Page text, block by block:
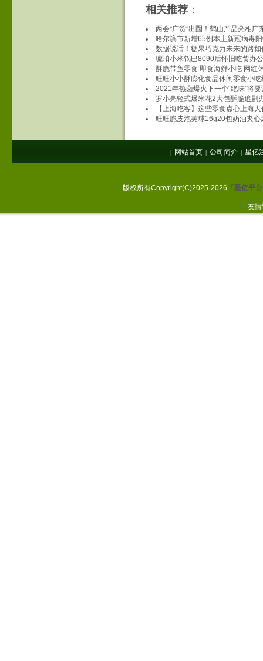
相关推荐 ：
两会“广货”出圈！鹤山产品亮相广
哈尔滨市新增65例本土新冠病毒
数据说话！糖果巧克力未来的路如
琥珀小米锅巴8090后怀旧吃货办
酥脆带鱼零食 即食海鲜小吃 网红
旺旺小小酥膨化食品休闲零食小
2021年热卤爆火下一个“绝味”将
罗小亮轻式爆米花2大包酥脆追剧
【上海吃客】这些零食点心上海
旺旺脆皮泡芙球16g20包奶油夹
版权所有Copyright(C)2025-2026 「星亿平
友
| 网站首页 | 公司简介 | 星亿